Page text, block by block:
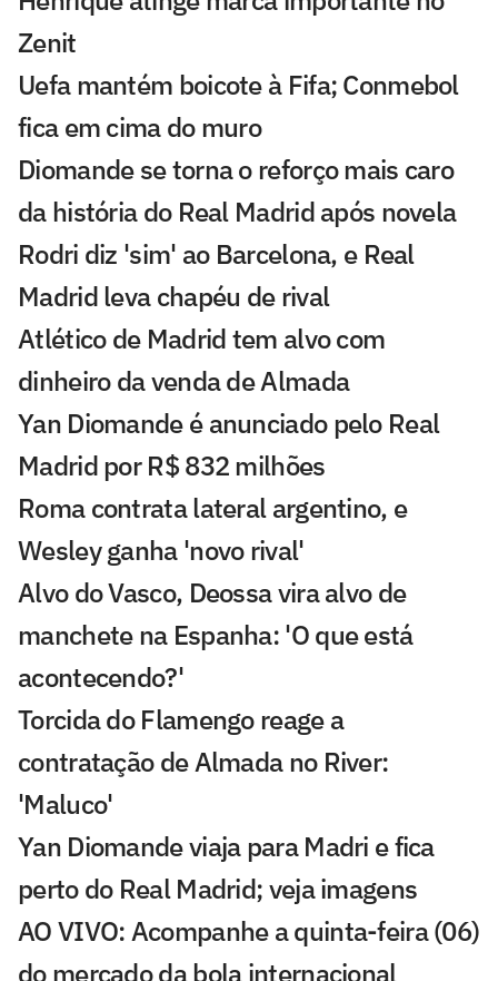
Zenit
Uefa mantém boicote à Fifa; Conmebol
fica em cima do muro
Diomande se torna o reforço mais caro
da história do Real Madrid após novela
Rodri diz 'sim' ao Barcelona, e Real
Madrid leva chapéu de rival
Atlético de Madrid tem alvo com
dinheiro da venda de Almada
Yan Diomande é anunciado pelo Real
Madrid por R$ 832 milhões
Roma contrata lateral argentino, e
Wesley ganha 'novo rival'
Alvo do Vasco, Deossa vira alvo de
manchete na Espanha: 'O que está
acontecendo?'
Torcida do Flamengo reage a
contratação de Almada no River:
'Maluco'
Yan Diomande viaja para Madri e fica
perto do Real Madrid; veja imagens
AO VIVO: Acompanhe a quinta-feira (06)
do mercado da bola internacional